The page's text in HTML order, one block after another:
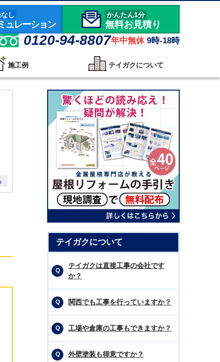
し
ュレーション
かんたん1分
無料お見積り
0120-94-8807年中無休 9時-18時
施工例 テイガクについて
テイガクについて
テイガクは直接工事の会社です
か？
関西でも工事を行っていますか？
工場や倉庫の工事もできますか？
外壁塗装も得意ですか？